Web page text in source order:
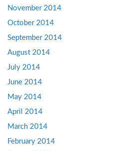
November 2014
October 2014
September 2014
August 2014
July 2014
June 2014
May 2014
April 2014
March 2014
February 2014